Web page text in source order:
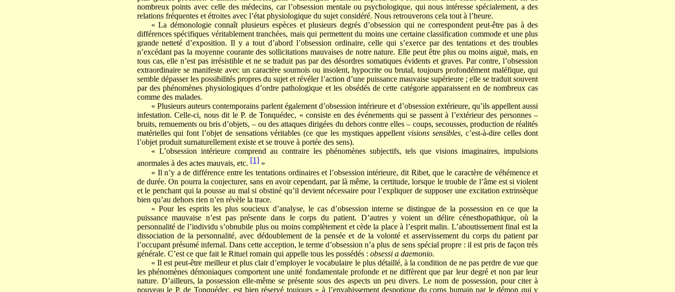
nombreux points avec celle des médecins, car l’obsession mentale ou psychologique, qui nous intéresse spécialement, a des
relations fréquentes et étroites avec l’état physiologique du sujet considéré. Nous retrouverons cela tout à l’heure.
« La démonologie connaît plusieurs espèces et plusieurs degrés d’obsession qui ne correspondent peut-être pas à des
différences spécifiques véritablement tranchées, mais qui permettent du moins une certaine classification commode et une plus
grande netteté d’exposition. Il y a tout d’abord l’obsession ordinaire, celle qui s’exerce par des tentations et des troubles
n’excédant pas la moyenne courante des sollicitations mauvaises de notre nature. Elle peut être plus ou moins aiguë, mais, en
tous cas, elle n’est pas irrésistible et ne se traduit pas par des désordres somatiques évidents et graves. Par contre, l’obsession
extraordinaire se manifeste avec un caractère sournois ou insolent, hypocrite ou brutal, toujours profondément maléfique, qui
semble dépasser les possibilités propres du sujet et révéler l’action d’une puissance mauvaise supérieure ; elle se traduit souvent
par des phénomènes physiologiques d’ordre pathologique et les obsédés de cette catégorie apparaissent en de nombreux cas
comme des malades.
« Plusieurs auteurs contemporains parlent également d’obsession intérieure et d’obsession extérieure, qu’ils appellent aussi
infestation. Celle-ci, nous dit le P. de Tonquédec, « consiste en des événements qui se passent à l’extérieur des personnes –
bruits, remuements ou bris d’objets, – ou des attaques dirigées du dehors contre elles – coups, secousses, production de réalités
matérielles qui font l’objet de sensations véritables (ce que les mystiques appellentvisions sensibles, c’est-à-dire celles dont
l’objet produit surnaturellement existe et se trouve à portée des sens).
« L’obsession intérieure comprend au contraire les phénomènes subjectifs, tels que visions imaginaires, impulsions
anormales à des actes mauvais, etc. [1]»
« Il n’y a de différence entre les tentations ordinaires et l’obsession intérieure, dit Ribet, que le caractère de véhémence et
de durée. On pourra la conjecturer, sans en avoir cependant, par là même, la certitude, lorsque le trouble de l’âme est si violent
et le penchant qui la pousse au mal si obstiné qu’il devient nécessaire pour l’expliquer de supposer une excitation extrinsèque
bien qu’au dehors rien n’en révèle la trace.
« Pour les esprits les plus soucieux d’analyse, le cas d’obsession interne se distingue de la possession en ce que la
puissance mauvaise n’est pas présente dans le corps du patient. D’autres y voient un délire cénesthopathique, où la
personnalité de l’individu s’obnubile plus ou moins complètement et cède la place à l’esprit malin. L’aboutissement final est la
dissociation de la personnalité, avec dédoublement de la pensée et de la volonté et asservissement du corps du patient par
l’occupant présumé infernal. Dans cette acception, le terme d’obsession n’a plus de sens spécial propre : il est pris de façon très
générale. C’est ce que fait le Rituel romain qui appelle tous les possédés : obsessi a daemonio.
« Il est peut-être meilleur et plus clair d’employer le vocabulaire le plus détaillé, à la condition de ne pas perdre de vue que
les phénomènes démoniaques comportent une unité fondamentale profonde et ne diffèrent que par leur degré et non par leur
nature. D’ailleurs, la possession elle-même se présente sous des aspects un peu divers. Le nom de possession, pour citer à
nouveau le P. de Tonquédec, est bien réservé toujours « à l’envahissement despotique du corps humain par le démon qui y